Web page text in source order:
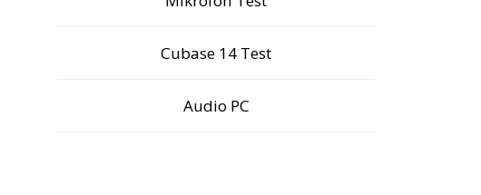
Cubase 14 Test
Audio PC